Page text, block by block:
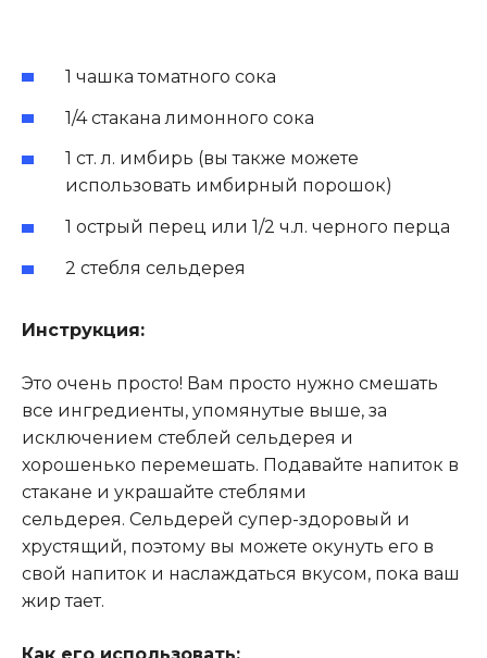
1 чашка томатного сока
1/4 стакана лимонного сока
1 ст. л. имбирь (вы также можете
использовать имбирный порошок)
1 острый перец или 1/2 ч.л. черного перца
2 стебля сельдерея
Инструкция:
Это очень просто! Вам просто нужно смешать
все ингредиенты, упомянутые выше, за
исключением стеблей сельдерея и
хорошенько перемешать. Подавайте напиток в
стакане и украшайте стеблями
сельдерея. Сельдерей супер-здоровый и
хрустящий, поэтому вы можете окунуть его в
свой напиток и наслаждаться вкусом, пока ваш
жир тает.